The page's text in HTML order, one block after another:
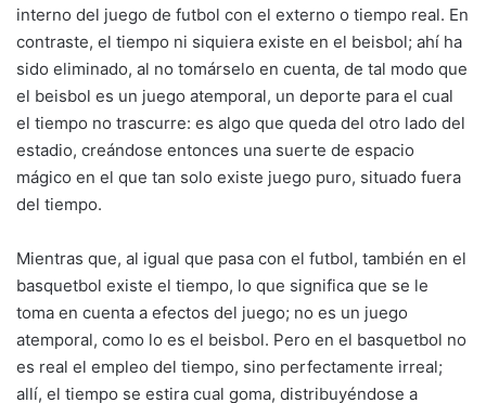
interno del juego de futbol con el externo o tiempo real. En
contraste, el tiempo ni siquiera existe en el beisbol; ahí ha
sido eliminado, al no tomárselo en cuenta, de tal modo que
el beisbol es un juego atemporal, un deporte para el cual
el tiempo no trascurre: es algo que queda del otro lado del
estadio, creándose entonces una suerte de espacio
mágico en el que tan solo existe juego puro, situado fuera
del tiempo.
Mientras que, al igual que pasa con el futbol, también en el
basquetbol existe el tiempo, lo que significa que se le
toma en cuenta a efectos del juego; no es un juego
atemporal, como lo es el beisbol. Pero en el basquetbol no
es real el empleo del tiempo, sino perfectamente irreal;
allí, el tiempo se estira cual goma, distribuyéndose a